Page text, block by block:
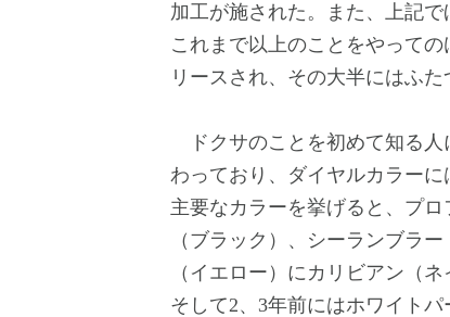
加工が施された。また、上記
これまで以上のことをやって
リースされ、その大半にはふ
ドクサのことを初めて知る人
わっており、ダイヤルカラーに
主要なカラーを挙げると、プ
（ブラック）、シーランブラ
（イエロー）にカリビアン（
そして2、3年前にはホワイト